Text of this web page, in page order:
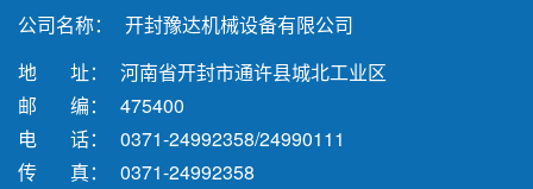
公司名称：
开封豫达机械设备有限公司
地 址：
河南省开封市通许县城北工业区
邮 编：
475400
电 话：
0371-24992358/24990111
传 真：
0371-24992358